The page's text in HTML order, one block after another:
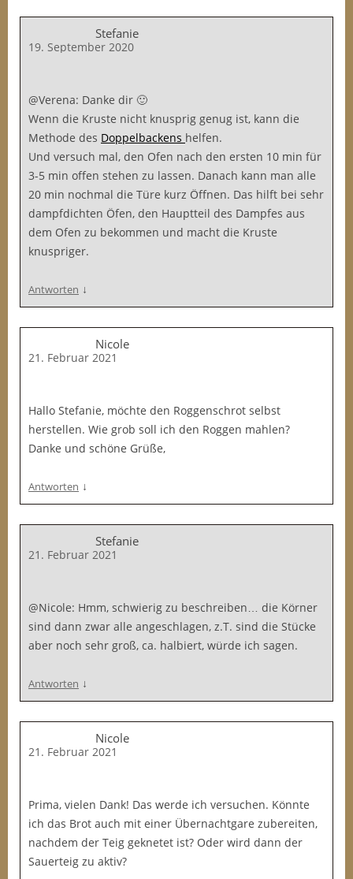
Stefanie
19. September 2020
@Verena: Danke dir 🙂
Wenn die Kruste nicht knusprig genug ist, kann die
Methode des Doppelbackens helfen.
Und versuch mal, den Ofen nach den ersten 10 min für
3-5 min offen stehen zu lassen. Danach kann man alle
20 min nochmal die Türe kurz Öffnen. Das hilft bei sehr
dampfdichten Öfen, den Hauptteil des Dampfes aus
dem Ofen zu bekommen und macht die Kruste
knuspriger.
Antworten ↓
Nicole
21. Februar 2021
Hallo Stefanie, möchte den Roggenschrot selbst
herstellen. Wie grob soll ich den Roggen mahlen?
Danke und schöne Grüße,
Antworten ↓
Stefanie
21. Februar 2021
@Nicole: Hmm, schwierig zu beschreiben… die Körner
sind dann zwar alle angeschlagen, z.T. sind die Stücke
aber noch sehr groß, ca. halbiert, würde ich sagen.
Antworten ↓
Nicole
21. Februar 2021
Prima, vielen Dank! Das werde ich versuchen. Könnte
ich das Brot auch mit einer Übernachtgare zubereiten,
nachdem der Teig geknetet ist? Oder wird dann der
Sauerteig zu aktiv?